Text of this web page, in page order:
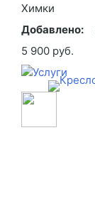
Химки
Добавлено:
5 900 руб.